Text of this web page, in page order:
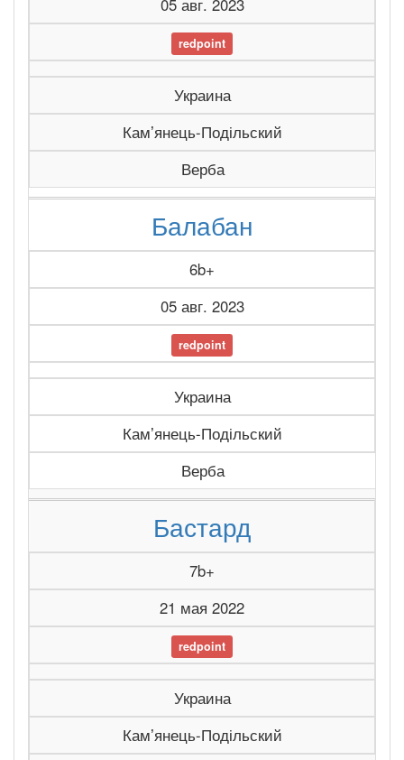
05 авг. 2023
redpoint
Украина
Камʼянець-Подільский
Верба
Балабан
6b+
05 авг. 2023
redpoint
Украина
Камʼянець-Подільский
Верба
Бастард
7b+
21 мая 2022
redpoint
Украина
Камʼянець-Подільский